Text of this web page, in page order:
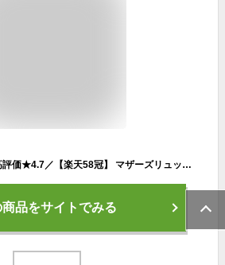
【公式】FAMICARE＼高評価★4.7／【楽天58冠】 マザーズリュック ママリュック リュック マザーズバッグ ママバッグ おすすめ おしゃれ 男女兼用 人気 チャック 軽量 大容量 背面ポケット 撥水 ギフト レディース 哺乳瓶 出産祝い プレゼント
商品をサイトでみる